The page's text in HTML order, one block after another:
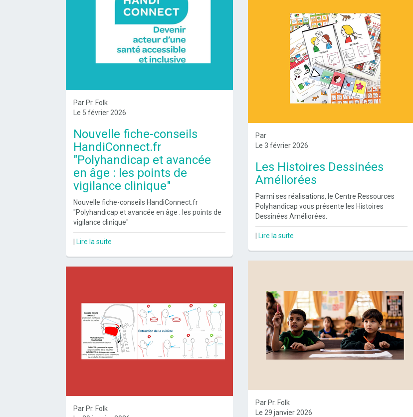
Par Pr. Folk
Le 5 février 2026
Nouvelle fiche-conseils
HandiConnect.fr
"Polyhandicap et avancée
en âge : les points de
vigilance clinique"
Nouvelle fiche-conseils HandiConnect.fr
"Polyhandicap et avancée en âge : les points de
vigilance clinique"
Lire la suite
Par
Le 3 février 2026
Les Histoires Dessinées
Améliorées
Parmi ses réalisations, le Centre Ressources
Polyhandicap vous présente les Histoires
Dessinées Améliorées.
Lire la suite
Par Pr. Folk
Le 29 janvier 2026
Par Pr. Folk